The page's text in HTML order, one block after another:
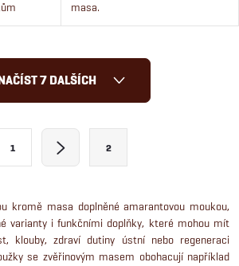
masa.
7 DALŠÍCH
1 2
kromě masa doplněné amarantovou moukou,
varianty i funkčními doplňky, které mohou mít
klouby, zdraví dutiny ústní nebo regeneraci
se zvěřinovým masem obohacují například